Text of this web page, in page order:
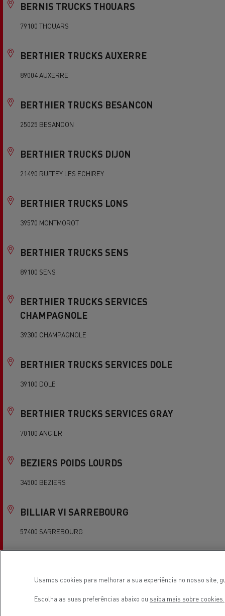
BERNIS TRUCKS THOUARS
79100 THOUARS
BERTHIER TRUCKS AUXERRE
89004 AUXERRE
BERTHIER TRUCKS BESANCON
25025 BESANCON
BERTHIER TRUCKS DIJON
21490 RUFFEY LES ECHIREY
BERTHIER TRUCKS LONS
39570 MONTMOROT
BERTHIER TRUCKS SENS
89100 SENS
BERTHIER TRUCKS SERVICES
CHAMPAGNOLE
39300 CHAMPAGNOLE
BERTHIER TRUCKS SERVICES DOLE
39100 DOLE
BERTHIER TRUCKS SERVICES GRAY
70100 ANCIER
BEZIERS POIDS LOURDS
34500 BEZIERS
BILLIAR VI SARREBOURG
57400 SARREBOURG
41310 SAINT AMAND LONGPRE
Usamos cookies para melhorar a sua experiência no nosso site,
Escolha as suas preferências abaixo ou saiba mais sobre cookies.